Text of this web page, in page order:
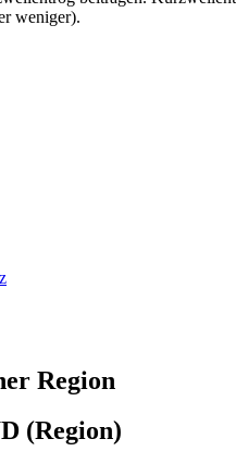
weniger).
Region
(Region)